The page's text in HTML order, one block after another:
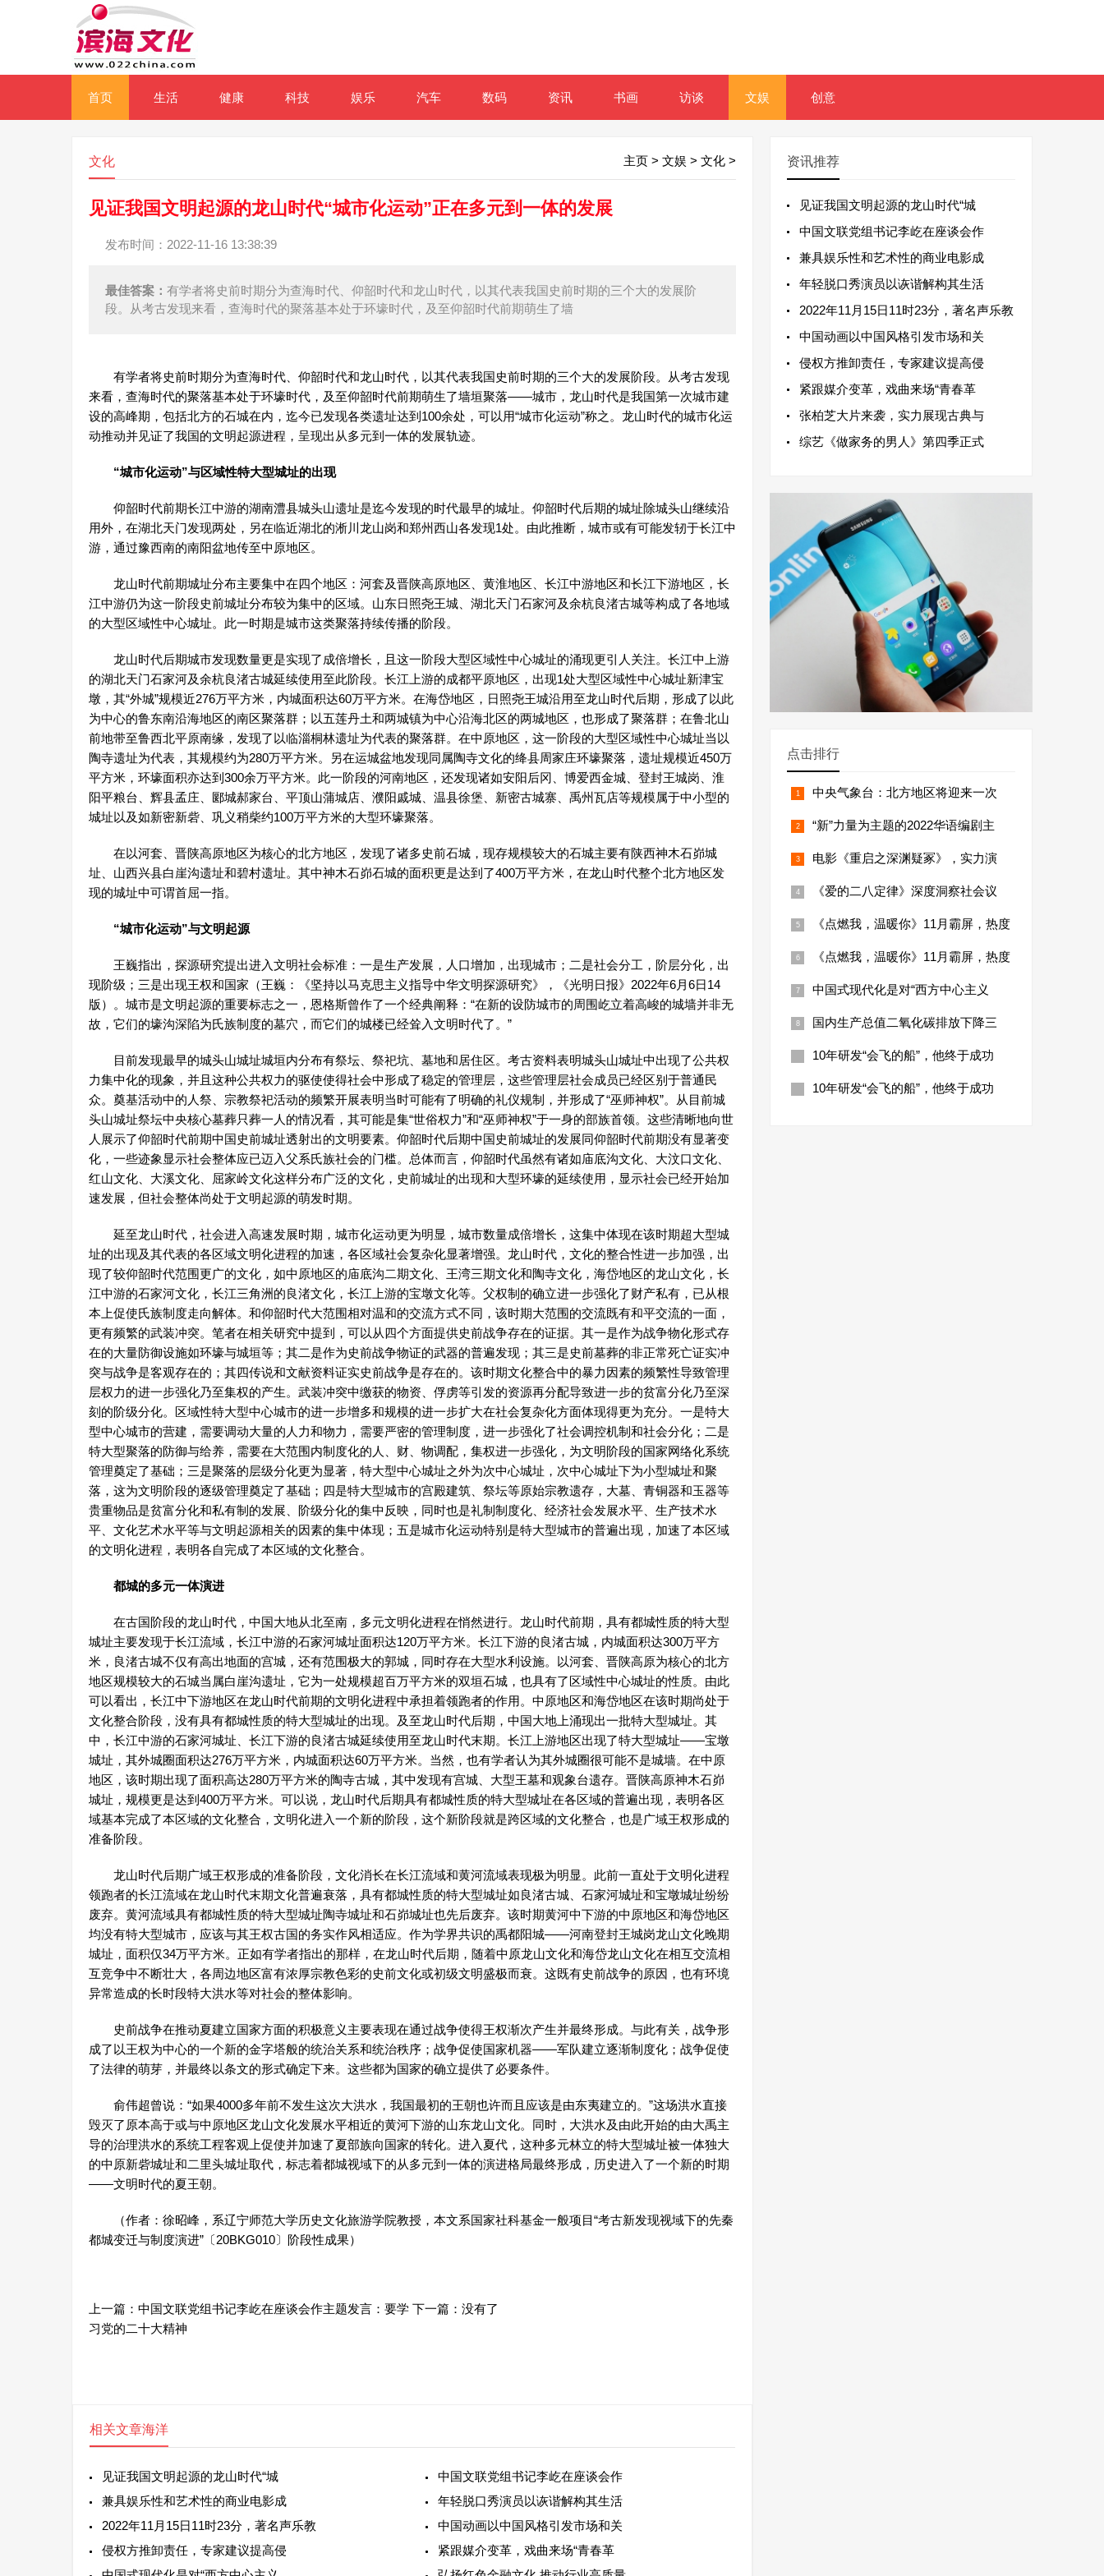
首页 生活 健康 科技 娱乐 汽车 数码 资讯 书画 访谈 文娱 创意
主页 > 文娱 > 文化 >
文化
见证我国文明起源的龙山时代“城市化运动”正在多元到一体的发展
发布时间：2022-11-16 13:38:39
最佳答案： 有学者将史前时期分为查海时代、仰韶时代和龙山时代，以其代表我国史前时期的三个大的发展阶
段。从考古发现来看，查海时代的聚落基本处于环壕时代，及至仰韶时代前期萌生了墙
有学者将史前时期分为查海时代、仰韶时代和龙山时代，以其代表我国史前时期的三个大的发展阶段。从考古发现
来看，查海时代的聚落基本处于环壕时代，及至仰韶时代前期萌生了墙垣聚落——城市，龙山时代是我国第一次城市建
设的高峰期，包括北方的石城在内，迄今已发现各类遗址达到100余处，可以用“城市化运动”称之。龙山时代的城市化运
动推动并见证了我国的文明起源进程，呈现出从多元到一体的发展轨迹。
“城市化运动”与区域性特大型城址的出现
仰韶时代前期长江中游的湖南澧县城头山遗址是迄今发现的时代最早的城址。仰韶时代后期的城址除城头山继续沿
用外，在湖北天门发现两处，另在临近湖北的淅川龙山岗和郑州西山各发现1处。由此推断，城市或有可能发轫于长江中
游，通过豫西南的南阳盆地传至中原地区。
龙山时代前期城址分布主要集中在四个地区：河套及晋陕高原地区、黄淮地区、长江中游地区和长江下游地区，长
江中游仍为这一阶段史前城址分布较为集中的区域。山东日照尧王城、湖北天门石家河及余杭良渚古城等构成了各地域
的大型区域性中心城址。此一时期是城市这类聚落持续传播的阶段。
龙山时代后期城市发现数量更是实现了成倍增长，且这一阶段大型区域性中心城址的涌现更引人关注。长江中上游
的湖北天门石家河及余杭良渚古城延续使用至此阶段。长江上游的成都平原地区，出现1处大型区域性中心城址新津宝
墩，其“外城”规模近276万平方米，内城面积达60万平方米。在海岱地区，日照尧王城沿用至龙山时代后期，形成了以此
为中心的鲁东南沿海地区的南区聚落群；以五莲丹土和两城镇为中心沿海北区的两城地区，也形成了聚落群；在鲁北山
前地带至鲁西北平原南缘，发现了以临淄桐林遗址为代表的聚落群。在中原地区，这一阶段的大型区域性中心城址当以
陶寺遗址为代表，其规模约为280万平方米。另在运城盆地发现同属陶寺文化的绛县周家庄环壕聚落，遗址规模近450万
平方米，环壕面积亦达到300余万平方米。此一阶段的河南地区，还发现诸如安阳后冈、博爱西金城、登封王城岗、淮
阳平粮台、辉县孟庄、郾城郝家台、平顶山蒲城店、濮阳戚城、温县徐堡、新密古城寨、禹州瓦店等规模属于中小型的
城址以及如新密新砦、巩义稍柴约100万平方米的大型环壕聚落。
在以河套、晋陕高原地区为核心的北方地区，发现了诸多史前石城，现存规模较大的石城主要有陕西神木石峁城
址、山西兴县白崖沟遗址和碧村遗址。其中神木石峁石城的面积更是达到了400万平方米，在龙山时代整个北方地区发
现的城址中可谓首屈一指。
“城市化运动”与文明起源
王巍指出，探源研究提出进入文明社会标准：一是生产发展，人口增加，出现城市；二是社会分工，阶层分化，出
现阶级；三是出现王权和国家（王巍：《坚持以马克思主义指导中华文明探源研究》，《光明日报》2022年6月6日14
版）。城市是文明起源的重要标志之一，恩格斯曾作了一个经典阐释：“在新的设防城市的周围屹立着高峻的城墙并非无
故，它们的壕沟深陷为氏族制度的墓穴，而它们的城楼已经耸入文明时代了。”
目前发现最早的城头山城址城垣内分布有祭坛、祭祀坑、墓地和居住区。考古资料表明城头山城址中出现了公共权
力集中化的现象，并且这种公共权力的驱使使得社会中形成了稳定的管理层，这些管理层社会成员已经区别于普通民
众。奠基活动中的人祭、宗教祭祀活动的频繁开展表明当时可能有了明确的礼仪规制，并形成了“巫师神权”。从目前城
头山城址祭坛中央核心墓葬只葬一人的情况看，其可能是集“世俗权力”和“巫师神权”于一身的部族首领。这些清晰地向世
人展示了仰韶时代前期中国史前城址透射出的文明要素。仰韶时代后期中国史前城址的发展同仰韶时代前期没有显著变
化，一些迹象显示社会整体应已迈入父系氏族社会的门槛。总体而言，仰韶时代虽然有诸如庙底沟文化、大汶口文化、
红山文化、大溪文化、屈家岭文化这样分布广泛的文化，史前城址的出现和大型环壕的延续使用，显示社会已经开始加
速发展，但社会整体尚处于文明起源的萌发时期。
延至龙山时代，社会进入高速发展时期，城市化运动更为明显，城市数量成倍增长，这集中体现在该时期超大型城
址的出现及其代表的各区域文明化进程的加速，各区域社会复杂化显著增强。龙山时代，文化的整合性进一步加强，出
现了较仰韶时代范围更广的文化，如中原地区的庙底沟二期文化、王湾三期文化和陶寺文化，海岱地区的龙山文化，长
江中游的石家河文化，长江三角洲的良渚文化，长江上游的宝墩文化等。父权制的确立进一步强化了财产私有，已从根
本上促使氏族制度走向解体。和仰韶时代大范围相对温和的交流方式不同，该时期大范围的交流既有和平交流的一面，
更有频繁的武装冲突。笔者在相关研究中提到，可以从四个方面提供史前战争存在的证据。其一是作为战争物化形式存
在的大量防御设施如环壕与城垣等；其二是作为史前战争物证的武器的普遍发现；其三是史前墓葬的非正常死亡证实冲
突与战争是客观存在的；其四传说和文献资料证实史前战争是存在的。该时期文化整合中的暴力因素的频繁性导致管理
层权力的进一步强化乃至集权的产生。武装冲突中缴获的物资、俘虏等引发的资源再分配导致进一步的贫富分化乃至深
刻的阶级分化。区域性特大型中心城市的进一步增多和规模的进一步扩大在社会复杂化方面体现得更为充分。一是特大
型中心城市的营建，需要调动大量的人力和物力，需要严密的管理制度，进一步强化了社会调控机制和社会分化；二是
特大型聚落的防御与给养，需要在大范围内制度化的人、财、物调配，集权进一步强化，为文明阶段的国家网络化系统
管理奠定了基础；三是聚落的层级分化更为显著，特大型中心城址之外为次中心城址，次中心城址下为小型城址和聚
落，这为文明阶段的逐级管理奠定了基础；四是特大型城市的宫殿建筑、祭坛等原始宗教遗存，大墓、青铜器和玉器等
贵重物品是贫富分化和私有制的发展、阶级分化的集中反映，同时也是礼制制度化、经济社会发展水平、生产技术水
平、文化艺术水平等与文明起源相关的因素的集中体现；五是城市化运动特别是特大型城市的普遍出现，加速了本区域
的文明化进程，表明各自完成了本区域的文化整合。
都城的多元一体演进
在古国阶段的龙山时代，中国大地从北至南，多元文明化进程在悄然进行。龙山时代前期，具有都城性质的特大型
城址主要发现于长江流域，长江中游的石家河城址面积达120万平方米。长江下游的良渚古城，内城面积达300万平方
米，良渚古城不仅有高出地面的宫城，还有范围极大的郭城，同时存在大型水利设施。以河套、晋陕高原为核心的北方
地区规模较大的石城当属白崖沟遗址，它为一处规模超百万平方米的双垣石城，也具有了区域性中心城址的性质。由此
可以看出，长江中下游地区在龙山时代前期的文明化进程中承担着领跑者的作用。中原地区和海岱地区在该时期尚处于
文化整合阶段，没有具有都城性质的特大型城址的出现。及至龙山时代后期，中国大地上涌现出一批特大型城址。其
中，长江中游的石家河城址、长江下游的良渚古城延续使用至龙山时代末期。长江上游地区出现了特大型城址——宝墩
城址，其外城圈面积达276万平方米，内城面积达60万平方米。当然，也有学者认为其外城圈很可能不是城墙。在中原
地区，该时期出现了面积高达280万平方米的陶寺古城，其中发现有宫城、大型王墓和观象台遗存。晋陕高原神木石峁
城址，规模更是达到400万平方米。可以说，龙山时代后期具有都城性质的特大型城址在各区域的普遍出现，表明各区
域基本完成了本区域的文化整合，文明化进入一个新的阶段，这个新阶段就是跨区域的文化整合，也是广域王权形成的
准备阶段。
龙山时代后期广域王权形成的准备阶段，文化消长在长江流域和黄河流域表现极为明显。此前一直处于文明化进程
领跑者的长江流域在龙山时代末期文化普遍衰落，具有都城性质的特大型城址如良渚古城、石家河城址和宝墩城址纷纷
废弃。黄河流域具有都城性质的特大型城址陶寺城址和石峁城址也先后废弃。该时期黄河中下游的中原地区和海岱地区
均没有特大型城市，应该与其王权古国的务实作风相适应。作为学界共识的禹都阳城——河南登封王城岗龙山文化晚期
城址，面积仅34万平方米。正如有学者指出的那样，在龙山时代后期，随着中原龙山文化和海岱龙山文化在相互交流相
互竞争中不断壮大，各周边地区富有浓厚宗教色彩的史前文化或初级文明盛极而衰。这既有史前战争的原因，也有环境
异常造成的长时段特大洪水等对社会的整体影响。
史前战争在推动夏建立国家方面的积极意义主要表现在通过战争使得王权渐次产生并最终形成。与此有关，战争形
成了以王权为中心的一个新的金字塔般的统治关系和统治秩序；战争促使国家机器——军队建立逐渐制度化；战争促使
了法律的萌芽，并最终以条文的形式确定下来。这些都为国家的确立提供了必要条件。
俞伟超曾说：“如果4000多年前不发生这次大洪水，我国最初的王朝也许而且应该是由东夷建立的。”这场洪水直接
毁灭了原本高于或与中原地区龙山文化发展水平相近的黄河下游的山东龙山文化。同时，大洪水及由此开始的由大禹主
导的治理洪水的系统工程客观上促使并加速了夏部族向国家的转化。进入夏代，这种多元林立的特大型城址被一体独大
的中原新砦城址和二里头城址取代，标志着都城视域下的从多元到一体的演进格局最终形成，历史进入了一个新的时期
——文明时代的夏王朝。
（作者：徐昭峰，系辽宁师范大学历史文化旅游学院教授，本文系国家社科基金一般项目“考古新发现视域下的先秦
都城变迁与制度演进”〔20BKG010〕阶段性成果）
上一篇： 中国文联党组书记李屹在座谈会作主题发言：要学
习党的二十大精神
下一篇：没有了
相关文章海洋
见证我国文明起源的龙山时代“城
中国文联党组书记李屹在座谈会作
兼具娱乐性和艺术性的商业电影成
年轻脱口秀演员以诙谐解构其生活
2022年11月15日11时23分，著名声乐教
中国动画以中国风格引发市场和关
侵权方推卸责任，专家建议提高侵
紧跟媒介变革，戏曲来场“青春革
资讯推荐
见证我国文明起源的龙山时代“城
中国文联党组书记李屹在座谈会作
兼具娱乐性和艺术性的商业电影成
年轻脱口秀演员以诙谐解构其生活
2022年11月15日11时23分，著名声乐教
中国动画以中国风格引发市场和关
侵权方推卸责任，专家建议提高侵
紧跟媒介变革，戏曲来场“青春革
张柏芝大片来袭，实力展现古典与
综艺《做家务的男人》第四季正式
点击排行
中央气象台：北方地区将迎来一次
“新”力量为主题的2022华语编剧主
电影《重启之深渊疑冢》，实力演
《爱的二八定律》深度洞察社会议
《点燃我，温暖你》11月霸屏，热度
《点燃我，温暖你》11月霸屏，热度
中国式现代化是对“西方中心主义
国内生产总值二氧化碳排放下降三
10年研发“会飞的船”，他终于成功
10年研发“会飞的船”，他终于成功